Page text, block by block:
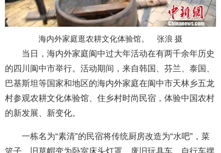
海内外家庭逛农耕文化体验馆。 张浪 摄
当日，海内外家庭阆中过大年活动在有两千余年历史
的四川阆中市举行。活动期间，来自韩国、芬兰、泰国、
巴基斯坦等国家和地区的海内外家庭在阆中市天林乡五龙
村参观农耕文化体验馆、住乡村时尚民宿，体验中国农村
的新发展、新变化。
一栋名为“素清”的民宿将传统厨房改造为“水吧”，菜